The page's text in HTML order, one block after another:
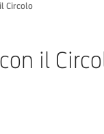
Circolo
il